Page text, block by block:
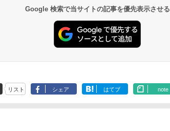
門シリーズ
Google 検索で当サイトの記事を優先表示させる
リスト シェア はてブ note